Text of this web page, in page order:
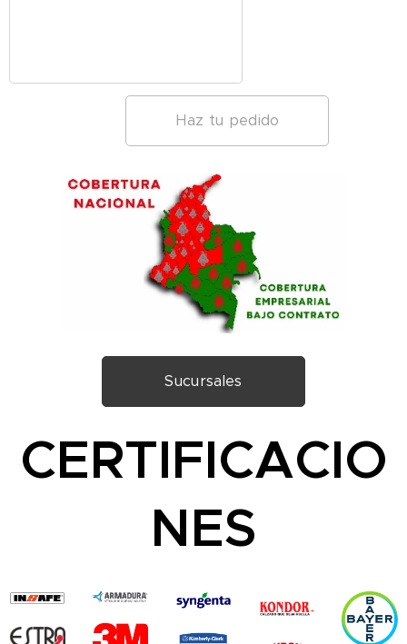
Haz tu pedido
Sucursales
CERTIFICACIO
NES